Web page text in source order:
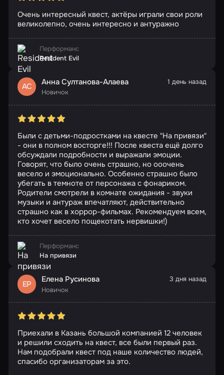
Очень интересный квест, актёры играли свои роли
великолепно, очень интересно и антуражно
Перформанс
Resident Evil
АС Анна Султанова-Алаева
Новичок
1 день назад
Были с детьми-подростками на квесте "На привязи"
- они в полном восторге!!! После квеста ещё долго
обсуждали подробности и выражали эмоции.
Говорят, что было очень страшно, но ооочень
весело и эмоционально. Особенно страшно было
убегать в темноте от персонажа с фонариком.
Родители смотрели в комнате ожидания - звуки
музыки и антураж впечатляют, действительно
страшно как в хоррор-фильмах. Рекомендуем всем,
кто хочет весело пощекотать нервишки!)
Перформанс
На привязи
ЕР Елена Русинова
Новичок
3 дня назад
Приехали в Казань большой компанией 12 человек
и решили сходить на квест, все были первый раз.
Нам подобрали квест под наше количество людей,
спасибо организаторам за это.